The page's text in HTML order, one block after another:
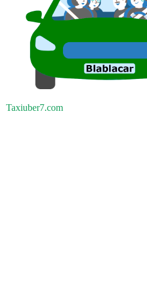
Taxiuber7.com